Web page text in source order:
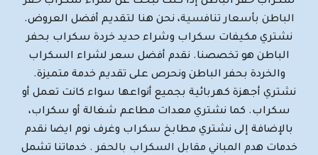
الباطن بأسعار تنافسية، نحن هنا لتقديم أفضل العروض.
نشتري مكيفات سكراب وشراء حديد خردة سكراب بحفر
الباطن هو تخصصنا. نقدم أفضل سعر لشراء السكراب
والخردة بحفر الباطن ونحرص على تقديم خدمة متميزة.
نشتري أجهزة كهربائية بجميع أنواعها سواء كانت تعمل أو
سكراب. كما نشتري معدات مطاعم شغالة أو سكراب،
بالإضافة إلى نشتري مطابخ سكراب وغرف نوم ايضا نقدم
خدمات هدم المباني مقابل السكراب بالحفر . خدماتنا تشمل